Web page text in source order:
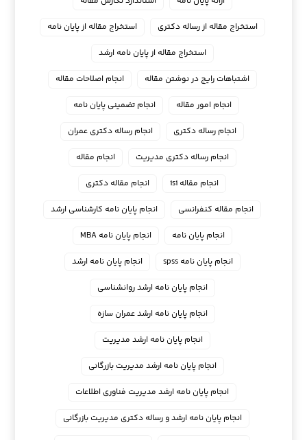
استخراج مقاله از رساله دکتری
استخراج مقاله از پایان نامه
استخراج مقاله از پایان نامه ارشد
اشتباهات رایج در نوشتن مقاله
انجام اصلاحات مقاله
انجام امور مقاله
انجام تضمینی پایان نامه
انجام رساله دکتری
انجام رساله دکتری عمران
انجام رساله دکتری مدیریت
انجام مقاله
انجام مقاله isi
انجام مقاله دکتری
انجام مقاله کنفرانسی
انجام پايان نامه كارشناسي ارشد
انجام پایان نامه
انجام پایان نامه MBA
انجام پایان نامه spss
انجام پایان نامه ارشد
انجام پایان نامه ارشد روانشناسی
انجام پایان نامه ارشد عمران سازه
انجام پایان نامه ارشد مدیریت
انجام پایان نامه ارشد مدیریت بازرگانی
انجام پایان نامه ارشد مدیریت فناوری اطلاعات
انجام پایان نامه ارشد و رساله دکتری مدیریت بازرگانی